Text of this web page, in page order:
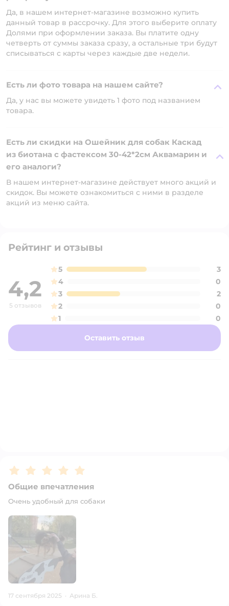
Да, в нашем интернет-магазине возможно купить
данный товар в рассрочку. Для этого выберите оплату
Долями при оформлении заказа. Вы платите одну
четверть от суммы заказа сразу, а остальные три будут
списываться с карты через каждые две недели.
Есть ли фото товара на нашем сайте?
Да, у нас вы можете увидеть 1 фото под названием
товара.
Есть ли скидки на Ошейник для собак Каскад
из биотана с фастексом 30-42*2см Аквамарин и
его аналоги?
В нашем интернет-магазине действует много акций и
скидок. Вы можете ознакомиться с ними в разделе
акций из меню сайта.
Рейтинг и отзывы
4,2
5 отзывов
5
3
4
0
3
2
2
0
1
0
Оставить отзыв
Рейтинг:5
Общие впечатления
Очень удобный для собаки
17 сентября 2025 · Арина Б.